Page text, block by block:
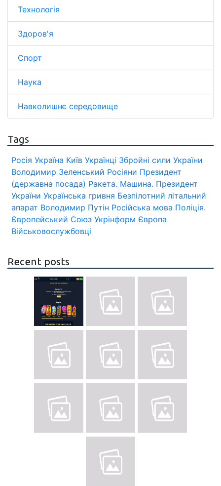
Технологія
Здоров'я
Спорт
Наука
Навколишнє середовище
Tags
Росія Україна Київ Українці Збройні сили України
Володимир Зеленський Росіяни Президент
(державна посада) Ракета. Машина. Президент
України Українська гривня Безпілотний літальний
апарат Володимир Путін Російська мова Поліція.
Європейський Союз Укрінформ Європа
Військовослужбовці
Recent posts